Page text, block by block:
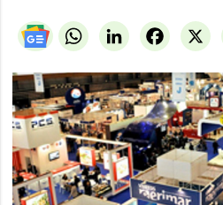
WhatsAppLinkedIn X
Facebook